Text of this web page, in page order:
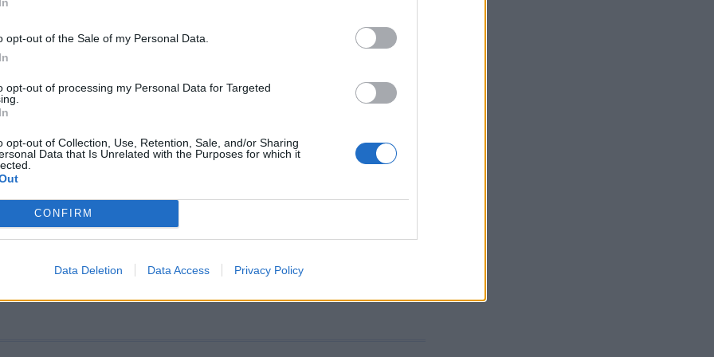
opt-out of the Sale of my Personal Data.
opt-out of processing my Personal Data for Targeted
opt-out of Collection, Use, Retention, Sale, and/or Sharing
Data that Is Unrelated with the Purposes for which it
CONFIRM
Data Deletion Data Access Privacy Policy
να καθοδηγήσουν τη «μετάβαση» στη
και η σύζυγός του Σίλια Φλόρες, 69 ετών,
χθες τη νύχτα έπειτα από αμερικανικούς
στο...
αναλάβουμε την κυβέρνηση της Βενεζουέλας
ασφαλή, σωστή μετάβαση
ότι οι ΗΠΑ θα στείλουν μεγάλες αμερικανικές πετρελαϊκές
στη Βενεζουέλα μετά τη σύλληψη του προέδρου Νικολάς...